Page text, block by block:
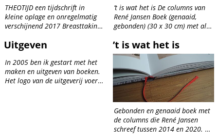
THEOTIJD een tijdschrift in
kleine oplage en onregelmatig
verschijnend 2017 Breasttaking
Het is gemaakt ter gelegenheid
van de gelijknamige expositie bij
galerie H200...
’t is wat het is De columns van
René Jansen Boek (genaaid,
gebonden) (30 x 30 cm) met alle
en 2020. Vanaf september bezig
geweest aan het boek voor én
van René. Al heel...
Uitgeven
In 2005 ben ik gestart met het
maken en uitgeven van boeken.
Het logo van de uitgeverij voert
’t is wat het is
Gebonden en genaaid boek met
de columns die René Jansen
schreef tussen 2014 en 2020. 30